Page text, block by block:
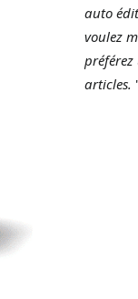
auto
voulez
préférez
articles.